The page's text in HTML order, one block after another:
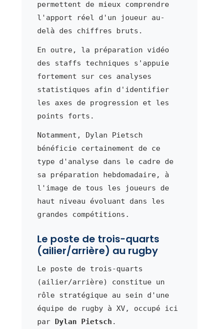
permettent de mieux comprendre
l'apport réel d'un joueur au-
delà des chiffres bruts.
En outre, la préparation vidéo
des staffs techniques s'appuie
fortement sur ces analyses
statistiques afin d'identifier
les axes de progression et les
points forts.
Notamment, Dylan Pietsch
bénéficie certainement de ce
type d'analyse dans le cadre de
sa préparation hebdomadaire, à
l'image de tous les joueurs de
haut niveau évoluant dans les
grandes compétitions.
Le poste de trois-quarts
(ailier/arrière) au rugby
Le poste de trois-quarts
(ailier/arrière) constitue un
rôle stratégique au sein d'une
équipe de rugby à XV, occupé ici
par Dylan Pietsch .